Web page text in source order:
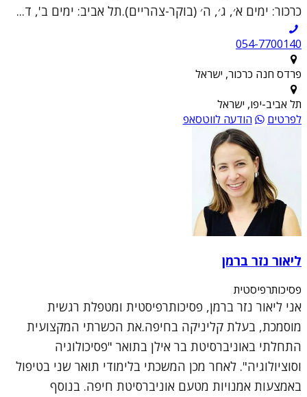
כרכור: ימים א׳, ג׳, ה׳ (בוקר-צהריים).תל אביב: ימים ב', ד...
054-7700140
פרדס חנה כרכור, ישראל
תל אביב-יפו, ישראל
לפרטים
הודעה לווטסאפ
ליאור נזר ברמן
פסיכותרפיסטית
אני ליאור נזר ברמן, פסיכותרפיסטית ומטפלת רגשית
מוסמכת, בעלת קליניקה בחיפה.את הכשרתי המקצועית
התחלתי באוניברסיטת בר אילן בתואר "פסיכולוגיה
וסוציולוגיה". לאחר מכן המשכתי בלימודי תואר שני בטיפול
באמצעות אמנויות מטעם אוניברסיטת חיפה. בנוסף